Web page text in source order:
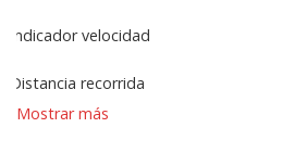
Indicador velocidad
Distancia recorrida
Mostrar más